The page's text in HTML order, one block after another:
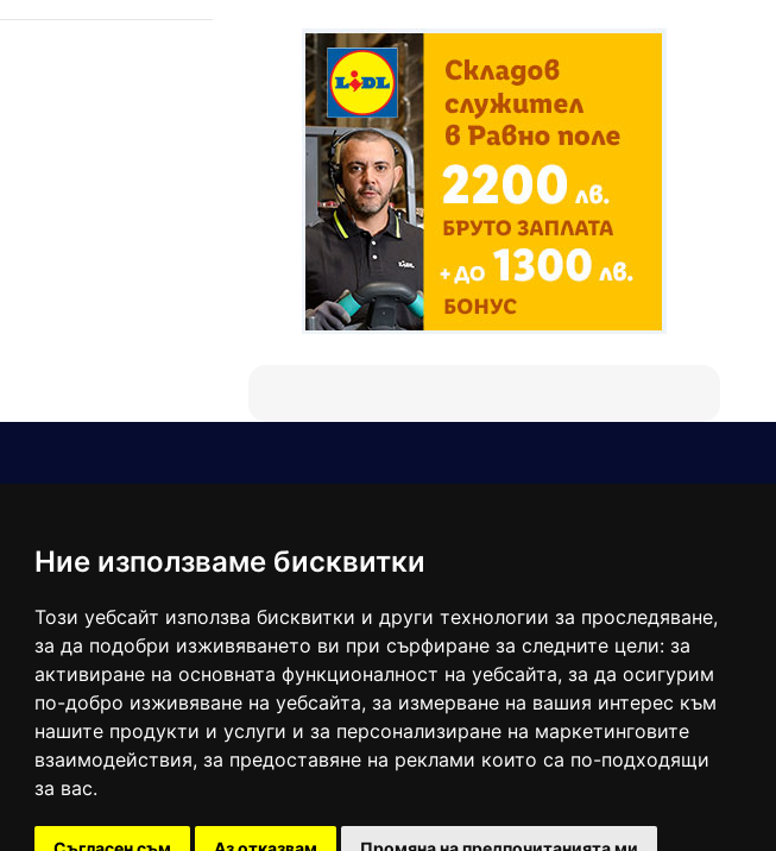
Ние използваме бисквитки
Този уебсайт използва бисквитки и други технологии за проследяване,
за да подобри изживяването ви при сърфиране за следните цели: за
активиране на основната функционалност на уебсайта, за да осигурим
по-добро изживяване на уебсайта, за измерване на вашия интерес към
нашите продукти и услуги и за персонализиране на маркетинговите
взаимодействия, за предоставяне на реклами които са по-подходящи
за вас.
разследва
пред деца във
Ботев" 43
и абонаменти
balgarkanews@gmail.com
национална агенция за ISSN) под номер: ISSN 1312-4722.